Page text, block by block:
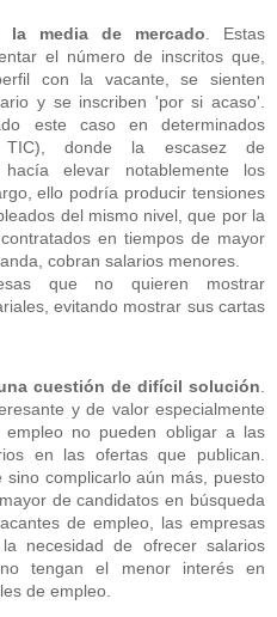
la media de mercado . Estas
el número de inscritos que,
con la vacante, se sienten
y se inscriben 'por si acaso'.
este caso en determinados
TIC), donde la escasez de
hacía elevar notablemente los
ello podría producir tensiones
del mismo nivel, que por la
en tiempos de mayor
cobran salarios menores.
que no quieren mostrar
evitando mostrar sus cartas
cuestión de difícil solución
y de valor especialmente
no pueden obligar a las
en las ofertas que publican.
complicarlo aún más, puesto
de candidatos en búsqueda
de empleo, las empresas
necesidad de ofrecer salarios
tengan el menor interés en
de empleo.